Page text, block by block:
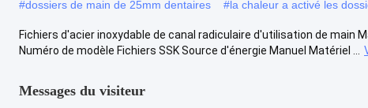
#dossiers de main de 25mm dentaires #la chaleur a activé les
Fichiers d'acier inoxydable de canal radiculaire d'utilisation de main
Numéro de modèle Fichiers SSK Source d'énergie Manuel Matériel ...
Messages du visiteur